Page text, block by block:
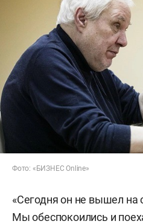
Фото: «БИЗНЕС Online»
«Сегодня он не вышел на
Мы обеспокоились и